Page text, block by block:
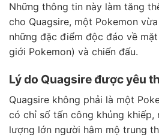
Những thông tin này làm tăng
cho Quagsire, một Pokemon
những đặc điểm độc đáo về
giới Pokemon) và chiến đấu.
Lý do Quagsire được yêu
Quagsire không phải là một
có chỉ số tấn công khủng khiếp,
lượng lớn người hâm mộ trung